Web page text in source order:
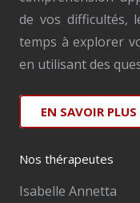
de vos difficultés,
temps à explorer
en utilisant des
EN SAVOIR PLUS
Nos thérapeutes
Isabelle Annetta